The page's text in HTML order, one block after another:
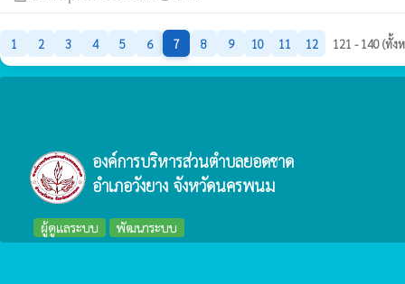
1 2 3 4 5 6 7 8 9 10 11 12 121 - 140 (ทั้ง
องค์การบริหารส่วนตำบลยอดชาด
อำเภอวังยาง จังหวัดนครพนม
ผู้ดูแลระบบ พัฒนาระบบ